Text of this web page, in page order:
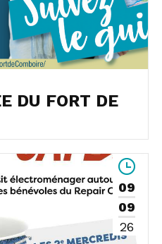
DU FORT DE
09
09
26